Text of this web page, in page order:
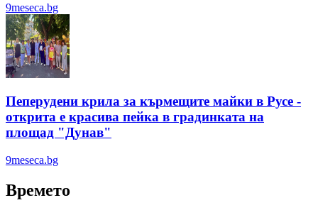
9meseca.bg
Пеперудени крила за кърмещите майки в Русе -
открита е красива пейка в градинката на
площад "Дунав"
9meseca.bg
Времето